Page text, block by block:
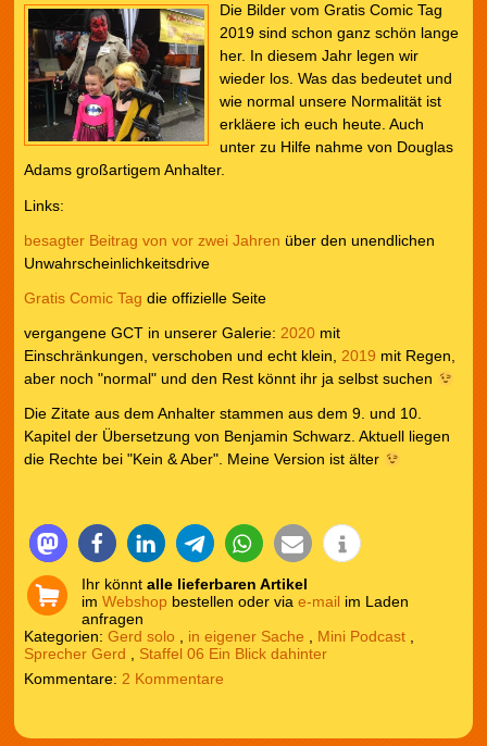
Die Bilder vom Gratis Comic Tag
2019 sind schon ganz schön lange
her. In diesem Jahr legen wir
wieder los. Was das bedeutet und
wie normal unsere Normalität ist
erkläere ich euch heute. Auch
unter zu Hilfe nahme von Douglas
Adams großartigem Anhalter.
Links:
besagter Beitrag von vor zwei Jahren über den unendlichen
Unwahrscheinlichkeitsdrive
Gratis Comic Tag die offizielle Seite
vergangene GCT in unserer Galerie: 2020mit
Einschränkungen, verschoben und echt klein, 2019 mit Regen,
aber noch "normal" und den Rest könnt ihr ja selbst suchen
Die Zitate aus dem Anhalter stammen aus dem 9. und 10.
Kapitel der Übersetzung von Benjamin Schwarz. Aktuell liegen
die Rechte bei "Kein & Aber". Meine Version ist älter
Ihr könnt alle lieferbaren Artikel
im Webshop bestellen oder via e-mail im Laden
anfragen
Kategorien: Gerd solo in eigener Sache Mini Podcast,
Sprecher Gerd
Staffel 06 Ein Blick dahinter
2 Kommentare